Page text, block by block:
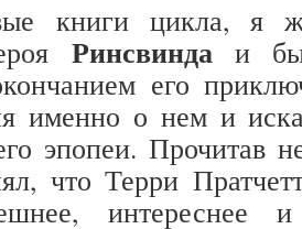
книги цикла, я
Ринсвиндаи был
его
именно о нем и
эпопеи. Прочитав
что Терри
интереснее